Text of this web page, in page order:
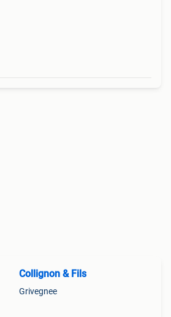
Collignon & Fils
Grivegnee